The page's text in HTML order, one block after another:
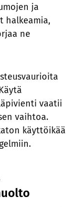
ja
halkeamia,
ne
vaatii
vaihtoa.
käyttöikää